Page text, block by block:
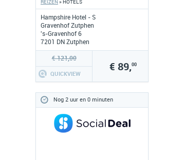
Hampshire Hotel - S
Gravenhof Zutphen
's-Gravenhof 6
7201 DN Zutphen
www.hampshire-hotels.com
REIZEN» HOTELS
€ 121,00
QUICKVIEW
€ 89,00
Nog 2 uur en 0 minuten